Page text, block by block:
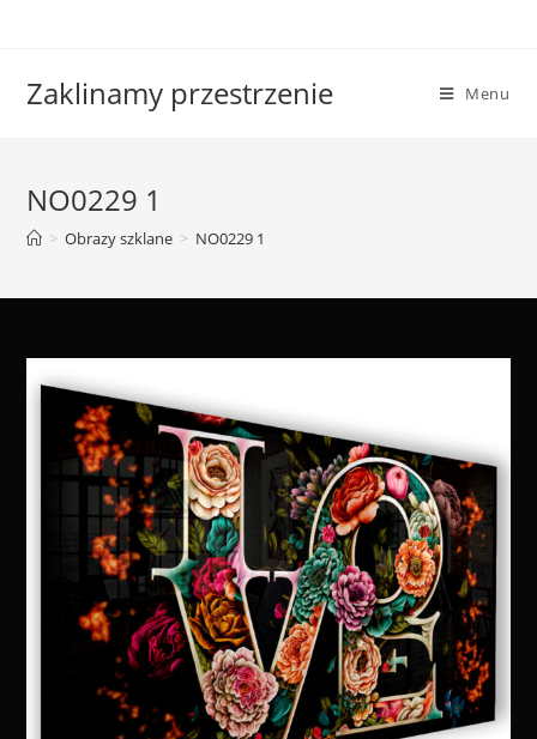
Zaklinamy przestrzenie Menu
NO0229 1
> Obrazy szklane > NO0229 1